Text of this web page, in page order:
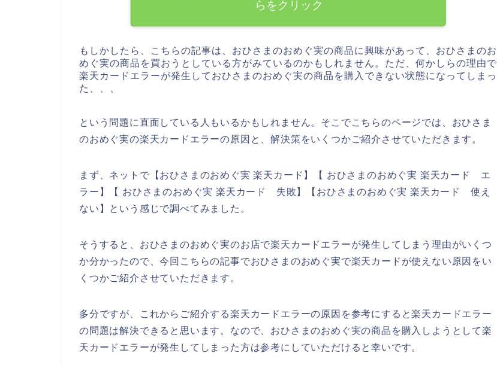
らをクリック
もしかしたら、こちらの記事は、おひさまのおめぐ実の商品に興味があって、おひさまのお
めぐ実の商品を買おうとしている方がみているのかもしれません。ただ、何かしらの理由で
楽天カードエラーが発生しておひさまのおめぐ実の商品を購入できない状態になってしまっ
た、、、
という問題に直面している人もいるかもしれません。そこでこちらのページでは、おひさま
のおめぐ実の楽天カードエラーの原因と、解決策をいくつかご紹介させていただきます。
まず、ネットで【おひさまのおめぐ実 楽天カード】【 おひさまのおめぐ実 楽天カード エ
ラー】【 おひさまのおめぐ実 楽天カード 失敗】【おひさまのおめぐ実 楽天カード 使え
ない】という感じで調べてみました。
そうすると、おひさまのおめぐ実のお店で楽天カードエラーが発生してしまう理由がいくつ
か分かったので、今回こちらの記事でおひさまのおめぐ実で楽天カードが使えない原因をい
くつかご紹介させていただきます。
多分ですが、これからご紹介する楽天カードエラーの原因を参考にすると楽天カードエラー
の問題は解決できると思います。なので、おひさまのおめぐ実の商品を購入しようとして楽
天カードエラーが発生してしまった方は参考にしていただけると幸いです。